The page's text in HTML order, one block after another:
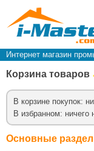
Интернет магазин
Корзина товаров
В корзине покупок:
В избранном: ничего
Основные